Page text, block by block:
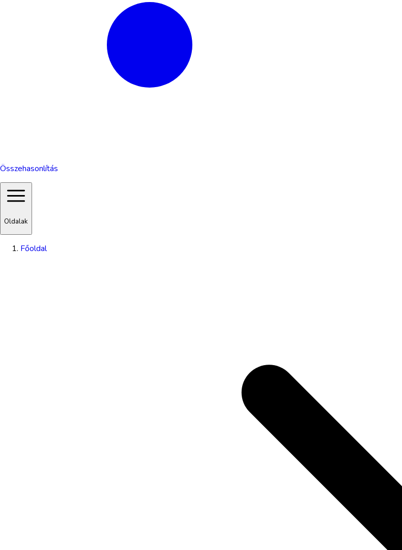
Összehasonlítás
Oldalak
Főoldal